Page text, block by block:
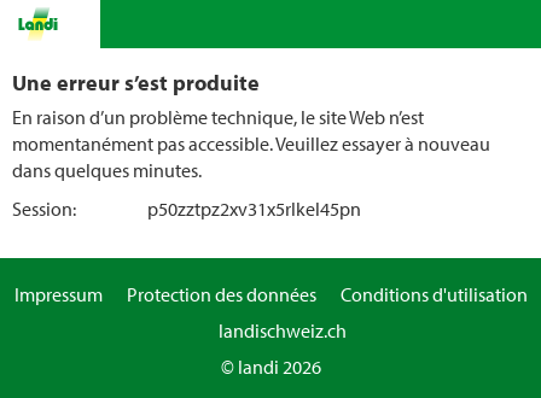
Une erreur s’est produite
En raison d’un problème technique, le site Web n’est
momentanément pas accessible. Veuillez essayer à nouveau
dans quelques minutes.
Session:
p50zztpz2xv31x5rlkel45pn
Impressum Protection des données
Conditions d'utilisation
landischweiz.ch
© landi 2026